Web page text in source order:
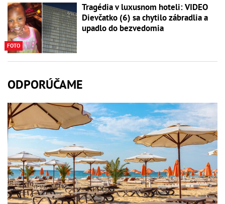
FOTO
Tragédia v luxusnom hoteli: VIDEO
Dievčatko (6) sa chytilo zábradlia a
upadlo do bezvedomia
ODPORÚČAME